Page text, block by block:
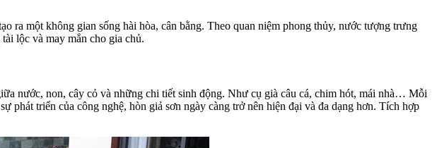
ra một không gian sống hài hòa, cân bằng. Theo quan niệm phong thủy, nước tượng trưng
lộc và may mắn cho gia chủ.
nước, non, cây cỏ và những chi tiết sinh động. Như cụ già câu cá, chim hót, mái nhà… Mỗi
triển của công nghệ, hòn giả sơn ngày càng trở nên hiện đại và đa dạng hơn. Tích hợp